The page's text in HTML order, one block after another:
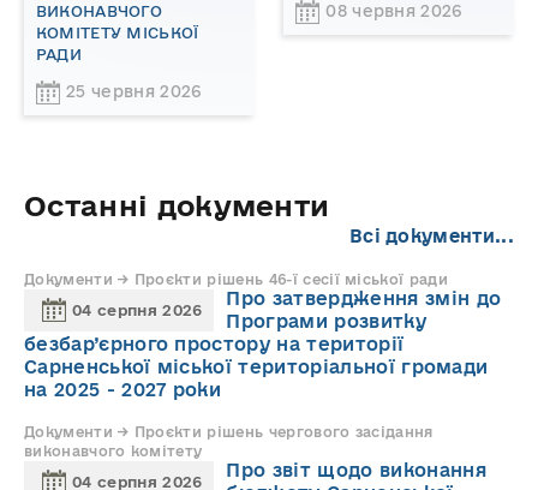
ВИКОНАВЧОГО
КОМІТЕТУ МІСЬКОЇ
РАДИ
25 червня 2026
08 червня 2026
Останні документи
Всі документи...
Документи → Проєкти рішень 46-ї сесії міської ради
04 серпня 2026
Про затвердження змін до
Програми розвитку
безбар’єрного простору на території
Сарненської міської територіальної громади
на 2025 - 2027 роки
Документи → Проєкти рішень чергового засідання
виконавчого комітету
04 серпня 2026
Про звіт щодо виконання